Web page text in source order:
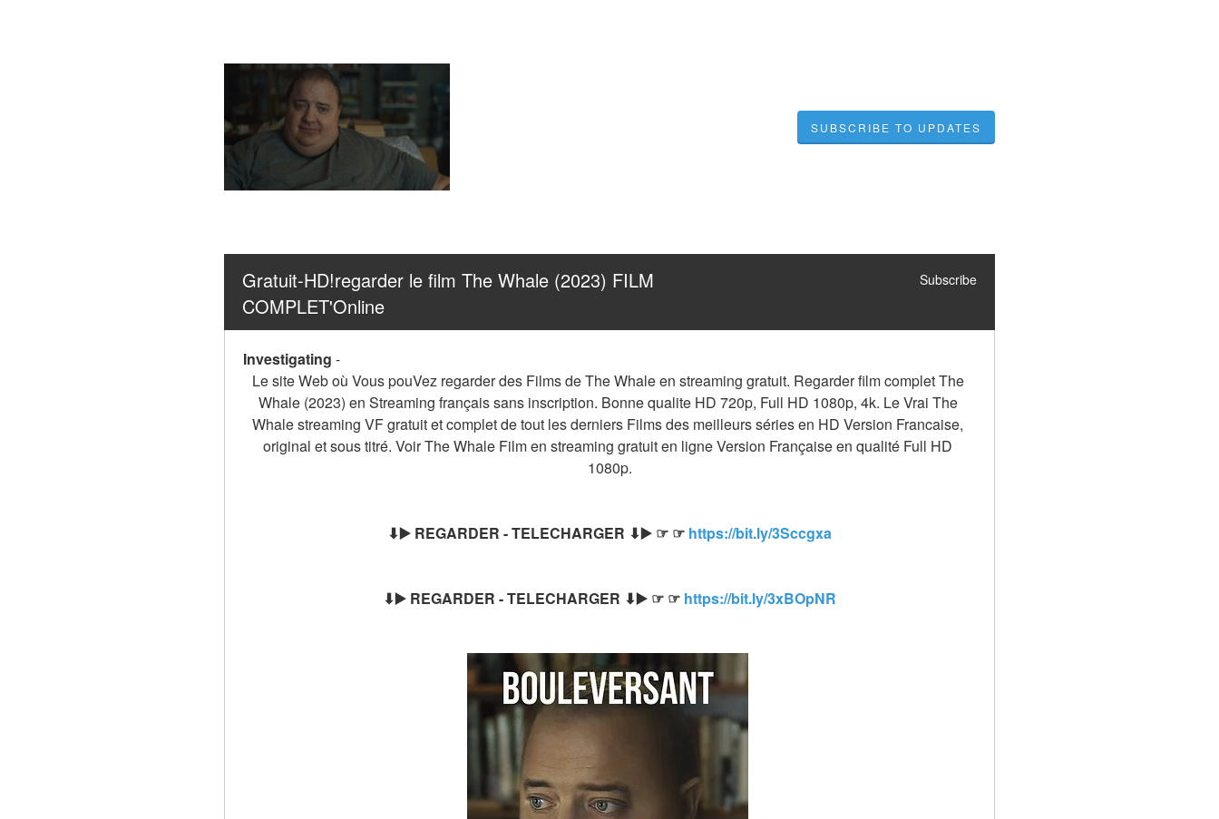
SUBSCRIBE TO UPDATES
Gratuit-HD!regarder le film The Whale (2023) FILM
COMPLET'Online
Subscribe
Investigating -
Le site Web où Vous pouVez regarder des Films de The Whale en streaming gratuit. Regarder film complet The
Whale (2023) en Streaming français sans inscription. Bonne qualite HD 720p, Full HD 1080p, 4k. Le Vrai The
Whale streaming VF gratuit et complet de tout les derniers Films des meilleurs séries en HD Version Francaise,
original et sous titré. Voir The Whale Film en streaming gratuit en ligne Version Française en qualité Full HD
1080p.
⬇▶️ REGARDER - TELECHARGER ⬇▶️ ☞ ☞ https://bit.ly/3Sccgxa
⬇▶️ REGARDER - TELECHARGER ⬇▶️ ☞ ☞ https://bit.ly/3xBOpNR